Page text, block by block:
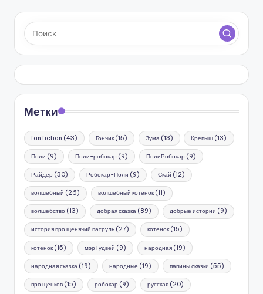
Метки
fan fiction (43) Гончик(15) Зума (13) Крепыш (13)
Поли (9) Поли-робокар (9) ПолиРобокар (9)
Райдер (30) Робокар-Поли (9) Скай (12)
волшебный (26) волшебный котенок(11)
волшебство (13) добрая сказка(89) добрые истории (9)
история про щенячий патруль (27) котенок(15)
котёнок(15) мэр Гудвей (9) народная(19)
народная сказка (19) народные (19) папины сказки (55)
про щенков (15) робокар (9) русская(20)